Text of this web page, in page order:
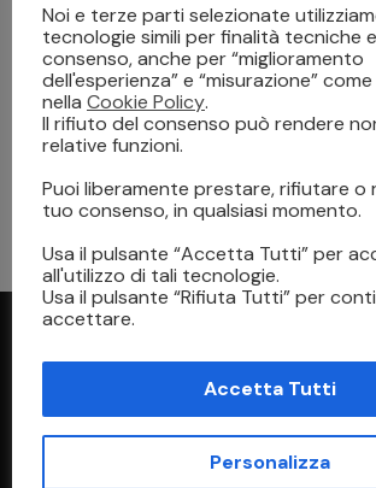
Tecnologia Obsoleta nel 2024: I
Lasciamo alle Spalle
Noi e terze parti selezionate
tecnologie simili per finalità tecniche
consenso, anche per “miglioramento
dell'esperienza” e “misurazione”
nella Cookie Policy.
Il rifiuto del consenso può rendere
relative funzioni.
Puoi liberamente prestare, rifiutare o
tuo consenso, in qualsiasi momento.
Usa il pulsante “Accetta Tutti” per
all'utilizzo di tali tecnologie.
Usa il pulsante “Rifiuta Tutti” per
accettare.
Accetta Tutti
Personalizza